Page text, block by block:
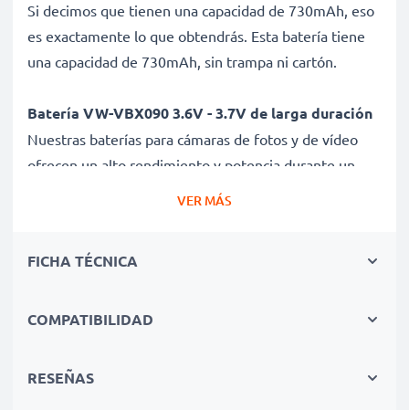
Si decimos que tienen una capacidad de 730mAh, eso
es exactamente lo que obtendrás. Esta batería tiene
una capacidad de 730mAh, sin trampa ni cartón.
Batería VW-VBX090 3.6V - 3.7V de larga duración
Nuestras baterías para cámaras de fotos y de vídeo
ofrecen un alto rendimiento y potencia durante un
gran número de ciclos de carga, así como tiempos de
Como especialistas en baterías de alta calidad desde
estrictas y rigurosas pruebas durante todo el proceso
VER MÁS
FICHA TÉCNICA
COMPATIBILIDAD
RESEÑAS